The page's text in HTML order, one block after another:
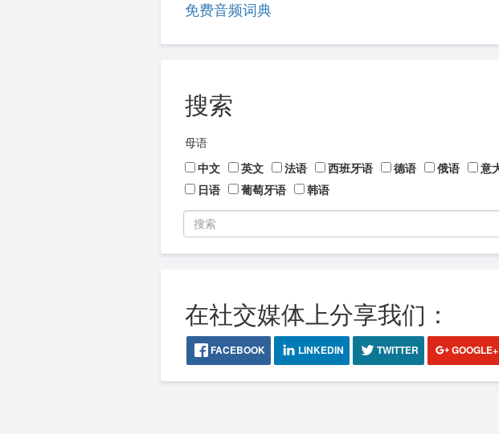
免费音频词典
搜索
母语
中文
英文 法语 西班牙语 德语 俄语
意
日语
葡萄牙语 韩语
在社交媒体上分享我们：
FACEBOOK LINKEDIN TWITTER GOOGLE+